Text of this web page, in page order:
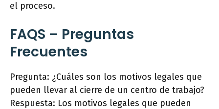
el proceso.
FAQS – Preguntas
Frecuentes
Pregunta: ¿Cuáles son los motivos legales que
pueden llevar al cierre de un centro de trabajo?
Respuesta: Los motivos legales que pueden